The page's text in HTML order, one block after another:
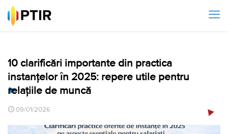
10 clarificări importante din practica
instanțelor în 2025: repere utile pentru
relațiile de muncă
09/01/2026